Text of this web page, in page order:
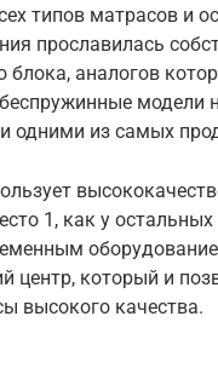
типов матрасов и
прославилась
аналогов
модели
одними из самых
1, как у
центр, который и
высокого качества.